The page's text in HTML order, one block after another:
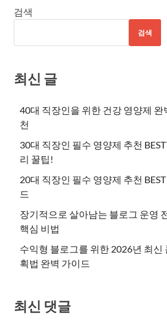
검색
검색
최신 글
40대 직장인을 위한 건강 영양제 완
천
30대 직장인 필수 영양제 추천
리 꿀팁!
20대 직장인 필수 영양제 추천
드
장기적으로 살아남는 블로그 운영
핵심 비법
수익형 블로그를 위한 2026년 최신
획법 완벽 가이드
최신 댓글